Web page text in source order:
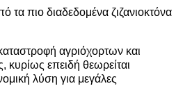
τα πιο διαδεδομένα ζιζανιοκτόνα
αγριόχορτων και
κυρίως επειδή θεωρείται
λύση για μεγάλες